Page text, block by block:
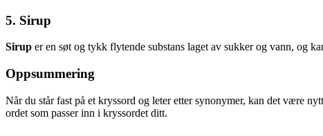
5. Sirup
Sirup er en søt og tykk flytende substans laget av sukker og vann, og
Oppsummering
Når du står fast på et kryssord og leter etter synonymer, kan det være
ordet som passer inn i kryssordet ditt.